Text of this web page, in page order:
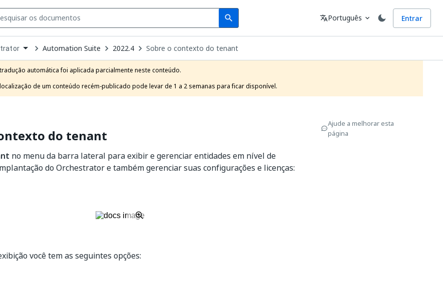
search
Search Idioma
translatePortuguês expand_more Entrar
Automation Suite 2022.4 Sobre o contexto do tenant
automática foi aplicada parcialmente neste conteúdo.
de um conteúdo recém-publicado pode levar de 1 a 2 semanas para ficar disponível.
do tenant
no menu da barra lateral para exibir e gerenciar entidades em nível de
do Orchestrator e também gerenciar suas configurações e licenças:
você tem as seguintes opções:
Ajude a melhorar esta
página